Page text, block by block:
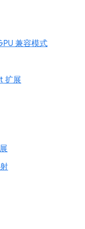
兼容模式
扩展